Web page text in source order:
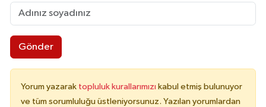
Gönder
Yorum yazarak topluluk kurallarımızı kabul etmiş bulunuyor
ve tüm sorumluluğu üstleniyorsunuz. Yazılan yorumlardan